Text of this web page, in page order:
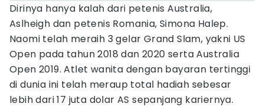
Dirinya hanya kalah dari petenis Australia,
Aslheigh dan petenis Romania, Simona Halep.
Naomi telah meraih 3 gelar Grand Slam, yakni US
Open pada tahun 2018 dan 2020 serta Australia
Open 2019. Atlet wanita dengan bayaran tertinggi
di dunia ini telah meraup total hadiah sebesar
lebih dari 17 juta dolar AS sepanjang kariernya.